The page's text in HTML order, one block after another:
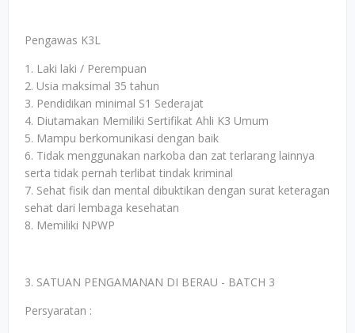
Pengawas K3L
1. Laki laki / Perempuan
2. Usia maksimal 35 tahun
3. Pendidikan minimal S1 Sederajat
4. Diutamakan Memiliki Sertifikat Ahli K3 Umum
5. Mampu berkomunikasi dengan baik
6. Tidak menggunakan narkoba dan zat terlarang lainnya
serta tidak pernah terlibat tindak kriminal
7. Sehat fisik dan mental dibuktikan dengan surat keteragan
sehat dari lembaga kesehatan
8. Memiliki NPWP
3. SATUAN PENGAMANAN DI BERAU - BATCH 3
Persyaratan :